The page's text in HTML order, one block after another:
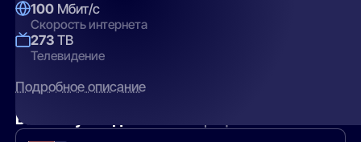
100 Мбит/с
Скорость интернета
273 ТВ
Телевидение
Подробное описание
Вам могут подойти